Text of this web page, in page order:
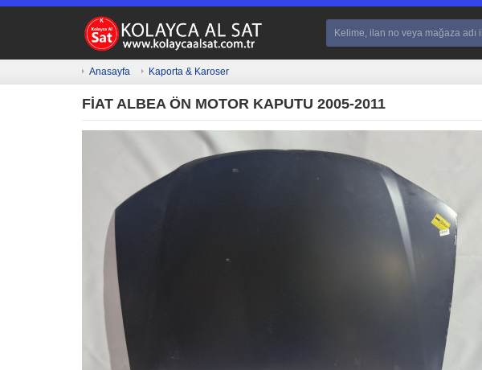
Anasayfa Kaporta & Karoser
FİAT ALBEA ÖN MOTOR KAPUTU 2005-2011